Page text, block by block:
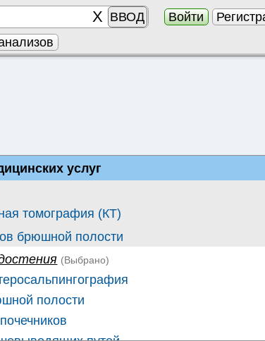
ВВОД Войти
услуг
томография (КТ)
брюшной полости
(Выбрано)
полости